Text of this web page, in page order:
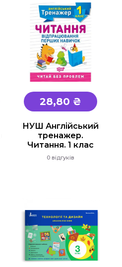
28,80 ₴
НУШ Англійський
тренажер.
Читання. 1 клас
0 відгуків